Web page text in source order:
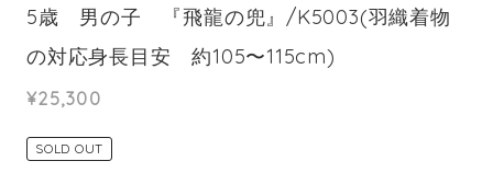
5歳 男の子 『飛龍の兜』/K5003(羽織着物
の対応身長目安 約105〜115cm)
¥25,300
SOLD OUT